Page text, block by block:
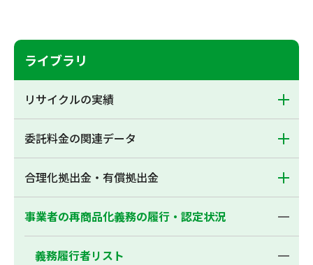
ライブラリ
リサイクルの実績
委託料金の関連データ
合理化拠出金・有償拠出金
事業者の再商品化義務の履行・認定状況
義務履行者リスト